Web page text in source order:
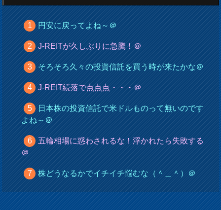
円安に戻ってよね～＠
J-REITが久しぶりに急騰！＠
そろそろ久々の投資信託を買う時が来たかな＠
J-REIT続落で点点点・・・＠
日本株の投資信託で米ドルものって無いのです
よね～＠
五輪相場に惑わされるな！浮かれたら失敗する
＠
株どうなるかでイチイチ悩むな（＾＿＾）＠